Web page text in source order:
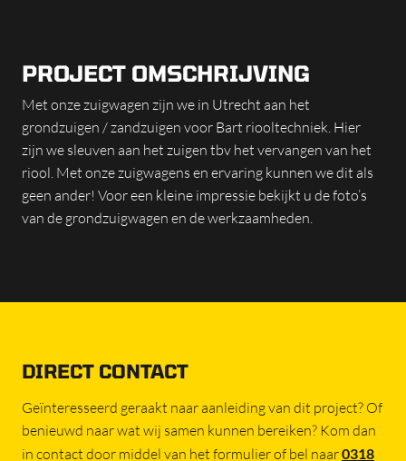
PROJECT OMSCHRIJVING
Met onze zuigwagen zijn we in Utrecht aan het
grondzuigen / zandzuigen voor Bart riooltechniek. Hier
zijn we sleuven aan het zuigen tbv het vervangen van het
riool. Met onze zuigwagens en ervaring kunnen we dit als
geen ander! Voor een kleine impressie bekijkt u de foto’s
van de grondzuigwagen en de werkzaamheden.
DIRECT CONTACT
Geïnteresseerd geraakt naar aanleiding van dit project? Of
benieuwd naar wat wij samen kunnen bereiken? Kom dan
in contact door middel van het formulier of bel naar0318